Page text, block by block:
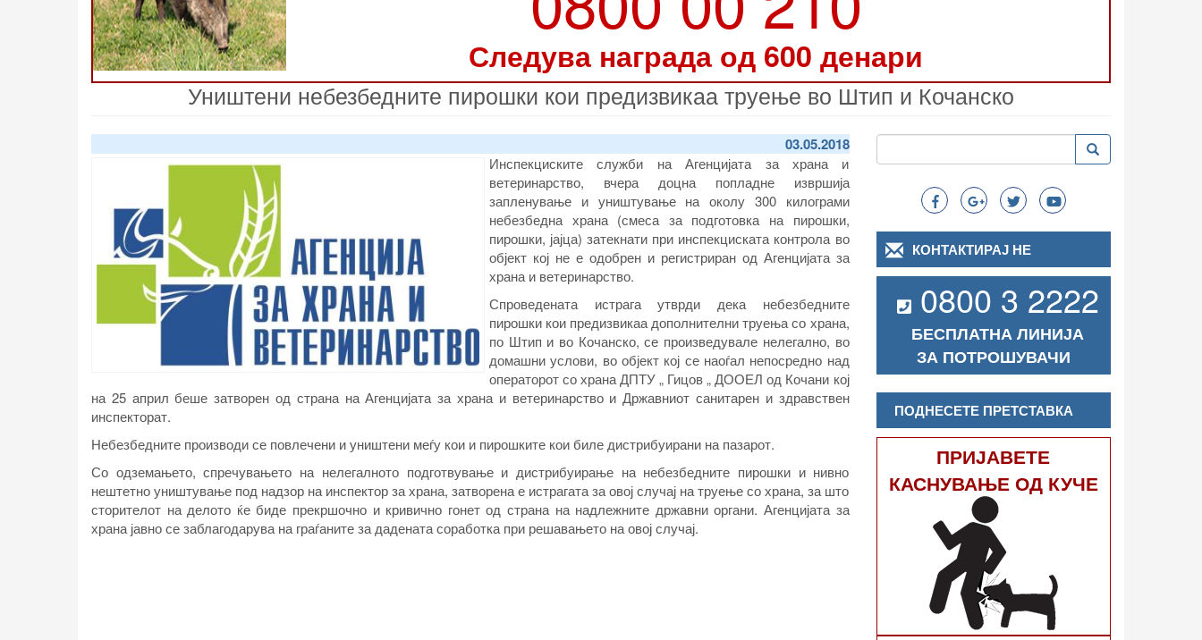
Следува награда од 600 денари
Уништени небезбедните пирошки кои предизвикаа труење во Штип и Кочанско
03.05.2018
Инспекциските служби на Агенцијата за храна и
ветеринарство, вчера доцна попладне извршија
запленување и уништување на околу 300 килограми
небезбедна храна (смеса за подготовка на пирошки,
пирошки, јајца) затекнати при инспекциската контрола во
објект кој не е одобрен и регистриран од Агенцијата за
храна и ветеринарство.
Спроведената истрага утврди дека небезбедните
пирошки кои предизвикаа дополнителни труења со храна,
по Штип и во Кочанско, се произведувале нелегално, во
домашни услови, во објект кој се наоѓал непосредно над
операторот со храна ДПТУ „ Гицов „ ДООЕЛ од Кочани кој
на 25 април беше затворен од страна на Агенцијата за храна и ветеринарство и Државниот санитарен и здравствен
инспекторат.
Небезбедните производи се повлечени и уништени меѓу кои и пирошките кои биле дистрибуирани на пазарот.
Со одземањето, спречувањето на нелегалното подготвување и дистрибуирање на небезбедните пирошки и нивно
нештетно уништување под надзор на инспектор за храна, затворена е истрагата за овој случај на труење со храна, за што
сторителот на делото ќе биде прекршочно и кривично гонет од страна на надлежните државни органи. Агенцијата за
храна јавно се заблагодарува на граѓаните за дадената соработка при решавањето на овој случај.
Search
Пребарување Пребарување
КОНТАКТИРАЈ НЕ
0800 3 2222
БЕСПЛАТНА ЛИНИЈА
ЗА ПОТРОШУВАЧИ
ПОДНЕСЕТЕ ПРЕТСТАВКА
ПРИЈАВЕТЕ
КАСНУВАЊЕ ОД КУЧЕ